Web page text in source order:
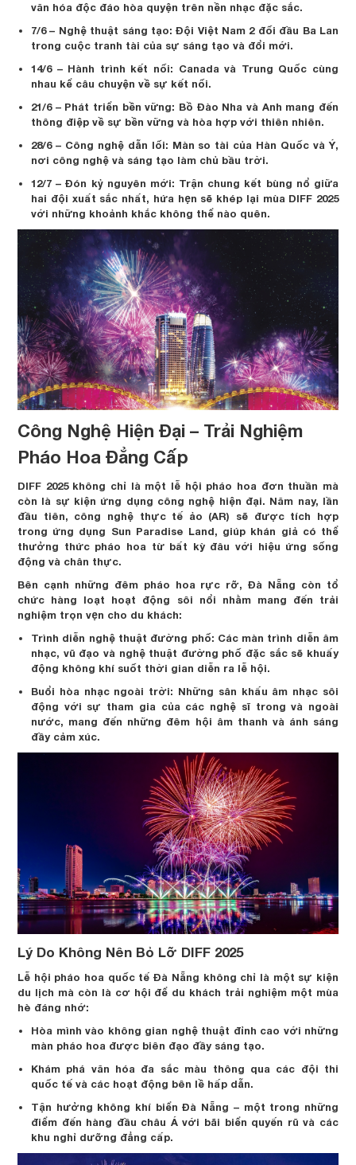
văn hóa độc đáo hòa quyện trên nền nhạc đặc sắc.
7/6 – Nghệ thuật sáng tạo: Đội Việt Nam 2 đối đầu Ba Lan
trong cuộc tranh tài của sự sáng tạo và đổi mới.
14/6 – Hành trình kết nối: Canada và Trung Quốc cùng
nhau kể câu chuyện về sự kết nối.
21/6 – Phát triển bền vững: Bồ Đào Nha và Anh mang đến
thông điệp về sự bền vững và hòa hợp với thiên nhiên.
28/6 – Công nghệ dẫn lối: Màn so tài của Hàn Quốc và Ý,
nơi công nghệ và sáng tạo làm chủ bầu trời.
12/7 – Đón kỷ nguyên mới: Trận chung kết bùng nổ giữa
hai đội xuất sắc nhất, hứa hẹn sẽ khép lại mùa DIFF 2025
với những khoảnh khắc không thể nào quên.
Công Nghệ Hiện Đại – Trải Nghiệm
Pháo Hoa Đẳng Cấp
DIFF 2025 không chỉ là một lễ hội pháo hoa đơn thuần mà
còn là sự kiện ứng dụng công nghệ hiện đại. Năm nay, lần
đầu tiên, công nghệ thực tế ảo (AR) sẽ được tích hợp
trong ứng dụng Sun Paradise Land, giúp khán giả có thể
thưởng thức pháo hoa từ bất kỳ đâu với hiệu ứng sống
động và chân thực.
Bên cạnh những đêm pháo hoa rực rỡ, Đà Nẵng còn tổ
chức hàng loạt hoạt động sôi nổi nhằm mang đến trải
nghiệm trọn vẹn cho du khách:
Trình diễn nghệ thuật đường phố: Các màn trình diễn âm
nhạc, vũ đạo và nghệ thuật đường phố đặc sắc sẽ khuấy
động không khí suốt thời gian diễn ra lễ hội.
Buổi hòa nhạc ngoài trời: Những sân khấu âm nhạc sôi
động với sự tham gia của các nghệ sĩ trong và ngoài
nước, mang đến những đêm hội âm thanh và ánh sáng
đầy cảm xúc.
Lý Do Không Nên Bỏ Lỡ DIFF 2025
Lễ hội pháo hoa quốc tế Đà Nẵng không chỉ là một sự kiện
du lịch mà còn là cơ hội để du khách trải nghiệm một mùa
hè đáng nhớ:
Hòa mình vào không gian nghệ thuật đỉnh cao với những
màn pháo hoa được biên đạo đầy sáng tạo.
Khám phá văn hóa đa sắc màu thông qua các đội thi
quốc tế và các hoạt động bên lề hấp dẫn.
Tận hưởng không khí biển Đà Nẵng – một trong những
điểm đến hàng đầu châu Á với bãi biển quyến rũ và các
khu nghỉ dưỡng đẳng cấp.